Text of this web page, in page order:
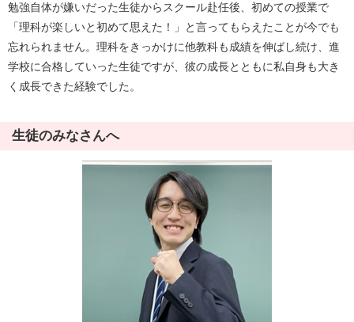
勉強自体が嫌いだった生徒からスクール赴任後、初めての授業で
「理科が楽しいと初めて思えた！」と言ってもらえたことが今でも
忘れられません。理科をきっかけに他教科も成績を伸ばし続け、進
学校に合格していった生徒ですが、彼の成長とともに私自身も大き
く成長できた経験でした。
生徒のみなさんへ